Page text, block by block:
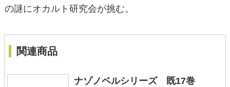
の謎にオカルト研究会が挑む。
関連商品
ナゾノベルシリーズ 既17巻